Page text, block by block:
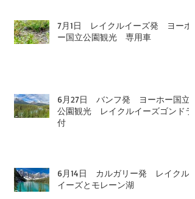
7月1日 レイクルイーズ発 ヨーホ
ー国立公園観光 専用車
6月27日 バンフ発 ヨーホー国立
公園観光 レイクルイーズゴンドラ
付
6月14日 カルガリー発 レイクル
イーズとモレーン湖